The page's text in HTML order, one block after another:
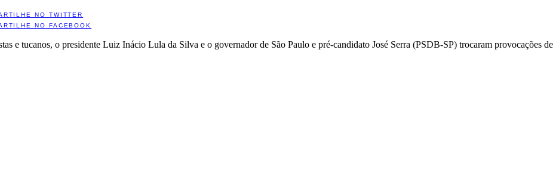
NO TWITTER
NO FACEBOOK
e tucanos, o presidente Luiz Inácio Lula da Silva e o governador de São Paulo e pré-candidato José Serra (PSDB-SP) trocaram provocações de